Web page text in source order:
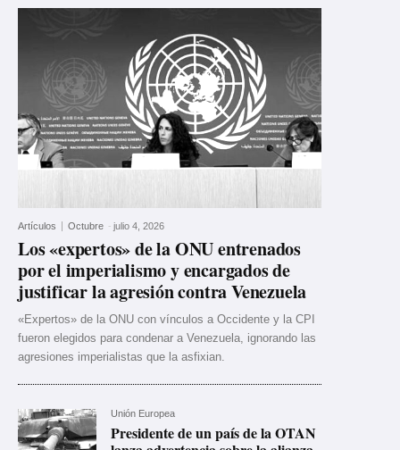
Artículos Octubre - julio 4, 2026
Los «expertos» de la ONU entrenados
por el imperialismo y encargados de
justificar la agresión contra Venezuela
«Expertos» de la ONU con vínculos a Occidente y la CPI
fueron elegidos para condenar a Venezuela, ignorando las
agresiones imperialistas que la asfixian.
Unión Europea
Presidente de un país de la OTAN